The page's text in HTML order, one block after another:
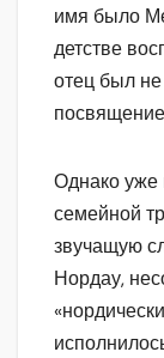
имя было
детстве
отец был не
Однако
семейной
звучащую
Нордау,